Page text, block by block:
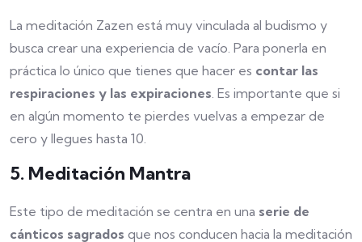
La meditación Zazen está muy vinculada al budismo y
busca crear una experiencia de vacío. Para ponerla en
práctica lo único que tienes que hacer es contar las
respiraciones y las expiraciones. Es importante que si
en algún momento te pierdes vuelvas a empezar de
cero y llegues hasta 10.
5. Meditación Mantra
Este tipo de meditación se centra en una serie de
cánticos sagrados que nos conducen hacia la meditación